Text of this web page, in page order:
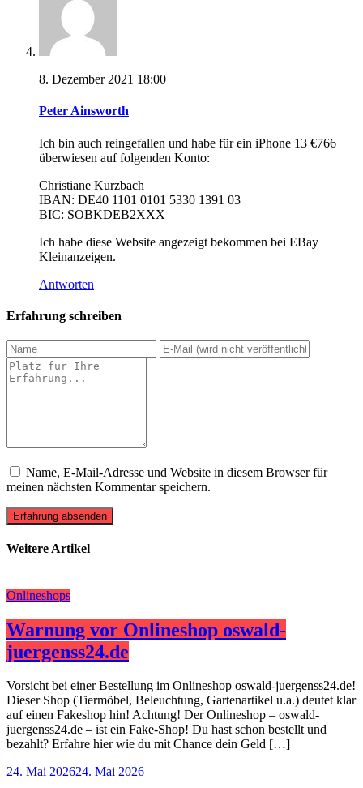
8. Dezember 2021 18:00
Peter Ainsworth
Ich bin auch reingefallen und habe für ein iPhone 13 €766
überwiesen auf folgenden Konto:
Christiane Kurzbach
IBAN: DE40 1101 0101 5330 1391 03
BIC: SOBKDEB2XXX
Ich habe diese Website angezeigt bekommen bei EBay
Kleinanzeigen.
Antworten
Erfahrung schreiben
Name, E-Mail-Adresse und Website in diesem Browser für
meinen nächsten Kommentar speichern.
Erfahrung absenden
Weitere Artikel
Onlineshops
Warnung vor Onlineshop oswald-
juergenss24.de
Vorsicht bei einer Bestellung im Onlineshop oswald-juergenss24.de!
Dieser Shop (Tiermöbel, Beleuchtung, Gartenartikel u.a.) deutet klar
auf einen Fakeshop hin! Achtung! Der Onlineshop – oswald-
juergenss24.de – ist ein Fake-Shop! Du hast schon bestellt und
bezahlt? Erfahre hier wie du mit Chance dein Geld […]
24. Mai 202624. Mai 2026